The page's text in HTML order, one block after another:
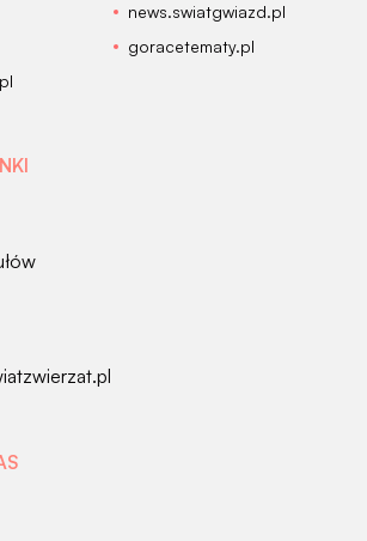
news.swiatgwiazd.pl
goracetematy.pl